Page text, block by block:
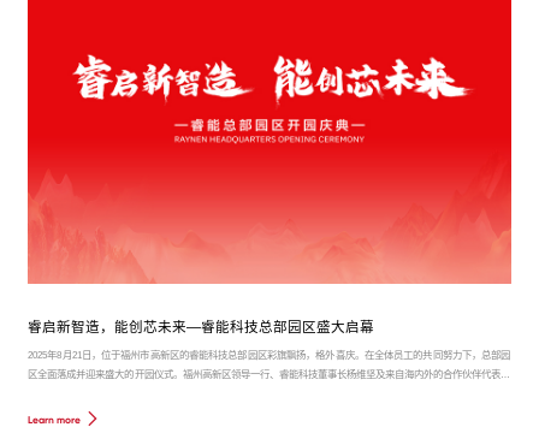
睿启新智造，能创芯未来—睿能科技总部园区盛大启幕
2025年8月21日，位于福州市高新区的睿能科技总部园区彩旗飘扬，格外喜庆。在全体员工的共同努力下，总部园
区全面落成并迎来盛大的开园仪式。福州高新区领导一行、睿能科技董事长杨维坚及来自海内外的合作伙伴代表、
Learn more